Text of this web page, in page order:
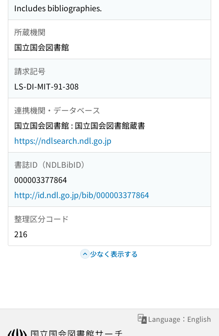
Includes bibliographies.
所蔵機関
国立国会図書館
請求記号
LS-DI-MIT-91-308
連携機関・データベース
国立国会図書館 : 国立国会図書館蔵書
https://ndlsearch.ndl.go.jp
書誌ID（NDLBibID）
000003377864
http://id.ndl.go.jp/bib/000003377864
整理区分コード
216
少なく表示する
Language：English